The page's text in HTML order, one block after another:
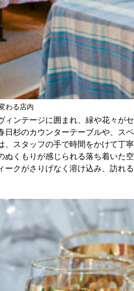
わる店内
ィンテージに囲まれ、緑や花々がセ
日杉のカウンターテーブルや、スペ
、スタッフの手で時間をかけて丁寧
ぬくもりが感じられる落ち着いた空
ークがさりげなく溶け込み、訪れる